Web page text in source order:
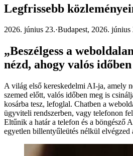
Legfrissebb
2026. június 23.·Budapest, 2026. június
„Beszélgess a
nézd, ahogy valós
A világ első kereskedelmi AI-ja, amely
szemed előtt, valós időben meg is
kosárba tesz, lefoglal. Chatben a
ügyviteli rendszerben, vagy telefonon
Eltűnik a határ a telefon és a böngésző
egyetlen billentyűleütés nélkül elvégzed